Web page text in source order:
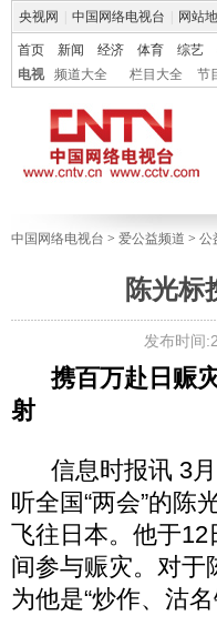
央视网 中国网络电视台 网站
首页 新闻 经济 体育 综艺
电视
频道大全 栏目大全 节
中国网络电视台 > 爱公益频道 > 公
陈光标
发布时间
携百万赴日赈
射
信息时报讯 3月
听全国“两会”的陈
飞往日本。他于
间参与赈灾。对于
为他是“炒作、沽